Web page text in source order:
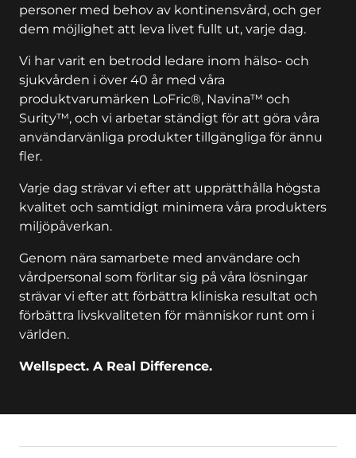
personer med behov av kontinensvård, och ger
dem möjlighet att leva livet fullt ut, varje dag.
Vi har varit en betrodd ledare inom hälso- och
sjukvården i över 40 år med våra
produktvarumärken LoFric®, Navina™ och
Surity™, och vi arbetar ständigt för att göra våra
användarvänliga produkter tillgängliga för ännu
fler.
Varje dag strävar vi efter att upprätthålla högsta
kvalitet och samtidigt minimera våra produkters
miljöpåverkan.
Genom nära samarbete med användare och
vårdpersonal som förlitar sig på våra lösningar
strävar vi efter att förbättra kliniska resultat och
förbättra livskvaliteten för människor runt om i
världen.
Wellspect. A Real Difference.